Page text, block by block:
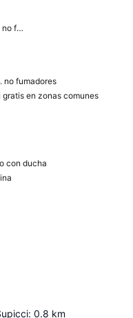
Habitaciones para no fumadores
no fumadores
gratis en zonas comunes
con ducha
: 0.8 km